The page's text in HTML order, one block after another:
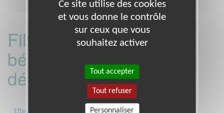
Filtrer les missions
bénévoles par
département :
Effacer
Ce site utilise des cookies
et vous donne le contrôle
sur ceux que vous
souhaitez activer
Tout accepter
Tout refuser
Personnaliser